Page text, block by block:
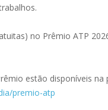
no Prêmio ATP
estão disponíveis na
premio-atp